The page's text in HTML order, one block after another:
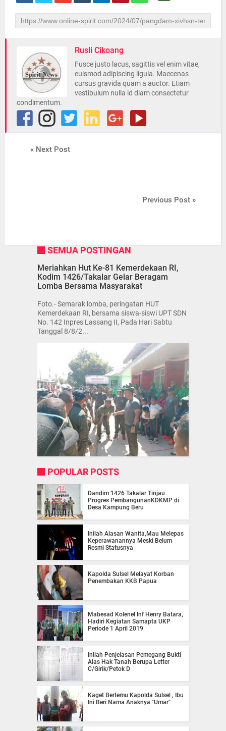
Rusli Cikoang
Fusce justo lacus, sagittis vel enim vitae,
euismod adipiscing ligula. Maecenas
cursus gravida quam a auctor. Etiam
vestibulum nulla id diam consectetur
condimentum.
« Next Post
Previous Post »
SEMUA POSTINGAN
Meriahkan Hut Ke-81 Kemerdekaan RI,
Kodim 1426/Takalar Gelar Beragam
Lomba Bersama Masyarakat
Foto.- Semarak lomba, peringatan HUT
Kemerdekaan RI, bersama siswa-siswi UPT SDN
No. 142 Inpres Lassang II, Pada Hari Sabtu
Tanggal 8/8/2...
POPULAR POSTS
Dandim 1426 Takalar Tinjau
Progres PembangunanKDKMP di
Desa Kampung Beru
Inilah Alasan Wanita,Mau Melepas
Keperawanannya Meski Belum
Resmi Statusnya
Kapolda Sulsel Melayat Korban
Penembakan KKB Papua
Mabesad Kolenel Inf Henry Batara,
Hadiri Kegiatan Samapta UKP
Periode 1 April 2019
Inilah Penjelasan Pemegang Bukti
Alas Hak Tanah Berupa Letter
C/Girik/Petok D
Kaget Bertemu Kapolda Sulsel , Ibu
Ini Beri Nama Anaknya "Umar"